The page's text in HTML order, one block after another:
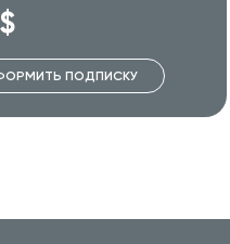
ПОДПИСКУ